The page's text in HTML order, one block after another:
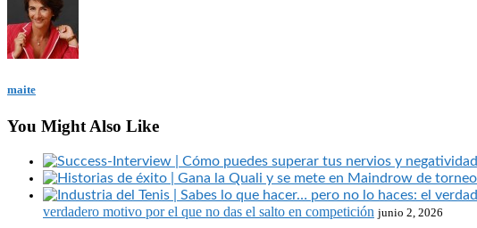
maite
You Might Also Like
verdadero motivo por el que no das el salto en competición junio 2, 2026